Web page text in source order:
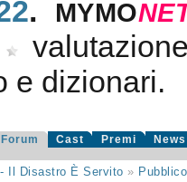
. MYMONE
e dizionari.
Forum Cast Premi News
Il Disastro È Servito » Pubblico